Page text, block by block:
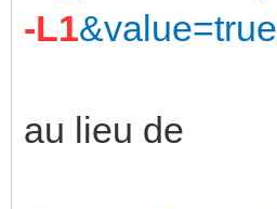
-L1&value=true
au lieu de